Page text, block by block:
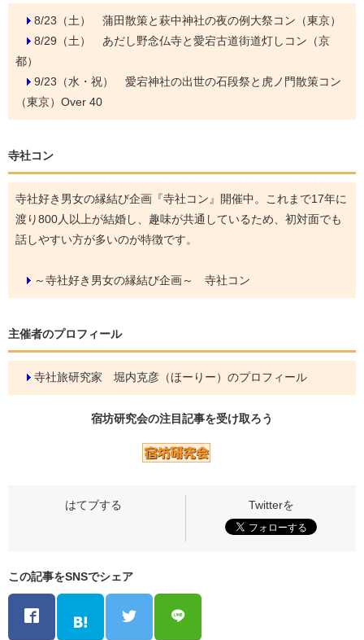
8/23（土） 蒲田散策と萩中神社の夜の例大祭コン（東京）
8/29（土） あだし野念仏寺と愛宕古道街道灯しコン（京
都）
9/23（水・祝） 愛宕神社の出世の石段祭と虎ノ門散策コン
（東京）Over 40
寺社コン
寺社好き男女の縁結び企画『寺社コン』開催中。これまで17年に
渡り800人以上が結婚し、趣味が共通しているため、初対面でも
話しやすい方が多いのが特徴です。
～寺社好き男女の縁結び企画～ 寺社コン
主催者のプロフィール
寺社旅研究家 堀内克彦（ほーりー）のプロフィール
宿坊研究会の注目記事を受け取ろう
この記事をSNSでシェア